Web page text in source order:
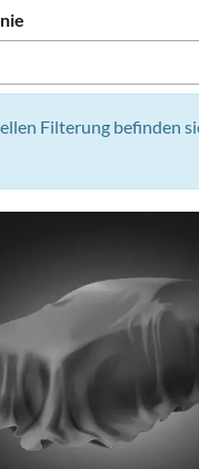
Filterung befinden